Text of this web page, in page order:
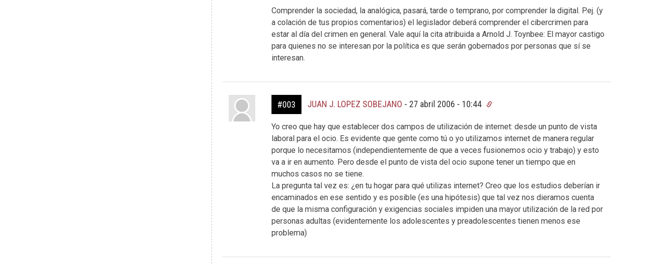
Comprender la sociedad, la analógica, pasará, tarde o temprano, por comprender la digital. P.ej. (y
a colación de tus propios comentarios) el legislador deberá comprender el cibercrimen para
estar al día del crimen en general. Vale aquí la cita atribuida a Arnold J. Toynbee: El mayor castigo
para quienes no se interesan por la política es que serán gobernados por personas que sí se
interesan.
#003 JUAN J. LOPEZ SOBEJANO - 27 abril 2006 - 10:44
Yo creo que hay que establecer dos campos de utilización de internet: desde un punto de vista
laboral para el ocio. Es evidente que gente como tú o yo utilizamos internet de manera regular
porque lo necesitamos (independientemente de que a veces fusionemos ocio y trabajo) y esto
va a ir en aumento. Pero desde el punto de vista del ocio supone tener un tiempo que en
muchos casos no se tiene.
La pregunta tal vez es: ¿en tu hogar para qué utilizas internet? Creo que los estudios deberían ir
encaminados en ese sentido y es posible (es una hipótesis) que tal vez nos dieramos cuenta
de que la misma configuración y exigencias sociales impiden una mayor utilización de la red por
personas adultas (evidentemente los adolescentes y preadolescentes tienen menos ese
problema)